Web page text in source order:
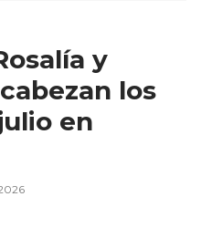
y
los
en